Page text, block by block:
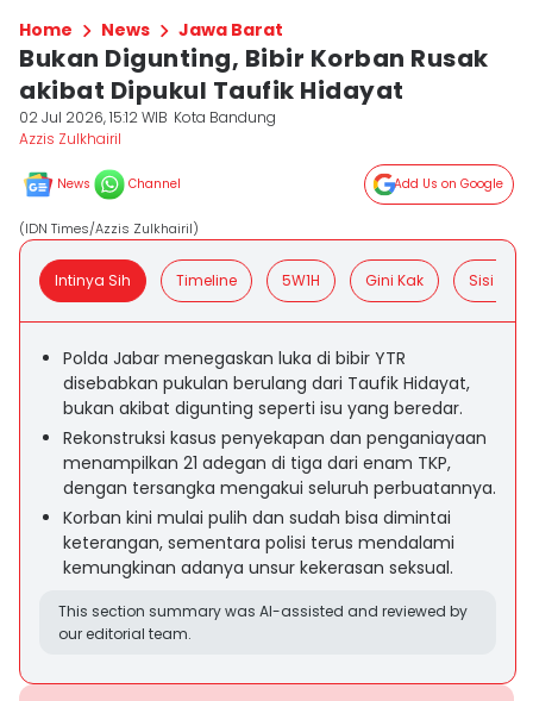
Home News Jawa Barat
Bukan Digunting, Bibir Korban Rusak
akibat Dipukul Taufik Hidayat
02 Jul 2026, 15:12 WIB Kota Bandung
Azzis Zulkhairil
News Channel Add Us on Google
(IDN Times/Azzis Zulkhairil)
Intinya Sih Timeline 5W1H Gini Kak Sisi
Polda Jabar menegaskan luka di bibir YTR
disebabkan pukulan berulang dari Taufik Hidayat,
bukan akibat digunting seperti isu yang beredar.
Rekonstruksi kasus penyekapan dan penganiayaan
menampilkan 21 adegan di tiga dari enam TKP,
dengan tersangka mengakui seluruh perbuatannya.
Korban kini mulai pulih dan sudah bisa dimintai
keterangan, sementara polisi terus mendalami
kemungkinan adanya unsur kekerasan seksual.
This section summary was AI-assisted and reviewed by
our editorial team.